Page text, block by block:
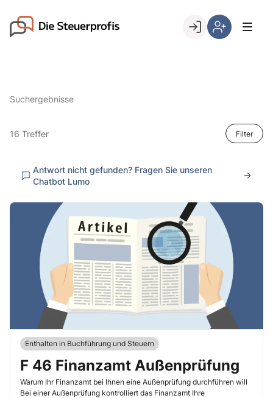
content
Go to landing page.
Suchergebnisse
16 Treffer Filter
Antwort nicht gefunden? Fragen Sie unseren
Chatbot Lumo
Enthalten in Buchführung und Steuern
F 46 Finanzamt Außenprüfung
Warum Ihr Finanzamt bei Ihnen eine Außenprüfung durchführen will
Bei einer Außenprüfung kontrolliert das Finanzamt Ihre